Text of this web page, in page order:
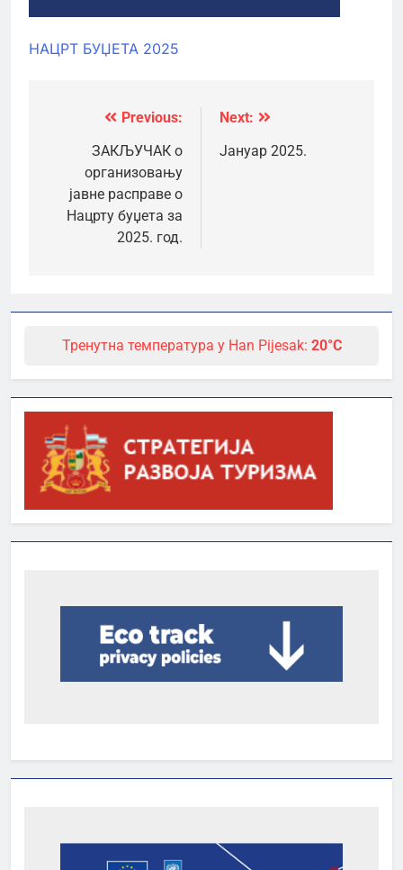
НАЦРТ БУЏЕТА 2025
Кретање
чланка
Previous:
ЗАКЉУЧАК о
организовању
јавне расправе о
Нацрту буџета за
2025. год.
Next:
Јануар 2025.
Тренутна температура у Han Pijesak: 20°C